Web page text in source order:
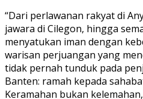
“Dari perlawanan rakyat di
jawara di Cilegon, hingga
menyatukan iman dengan
warisan perjuangan yang
tidak pernah tunduk pada
Banten: ramah kepada
Keramahan bukan